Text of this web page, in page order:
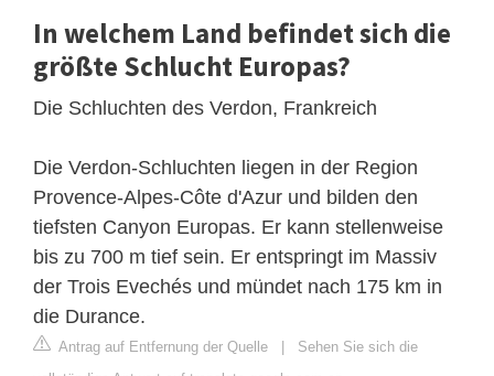
In welchem ​​Land befindet sich die
größte Schlucht Europas?
Die Schluchten des Verdon, Frankreich
Die Verdon-Schluchten liegen in der Region
Provence-Alpes-Côte d'Azur und bilden den
tiefsten Canyon Europas. Er kann stellenweise
bis zu 700 m tief sein. Er entspringt im Massiv
der Trois Evechés und mündet nach 175 km in
die Durance.
Antrag auf Entfernung der Quelle | Sehen Sie sich die